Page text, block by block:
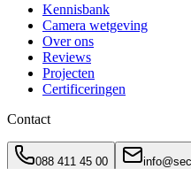
Kennisbank
Camera wetgeving
Over ons
Reviews
Projecten
Certificeringen
Contact
088 411 45 00